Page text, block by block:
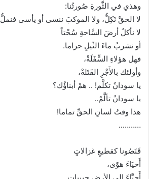
وهذي في الثَّورةِ صُورتُنا:
لا الحقَّ نَكِلُّ، ولا الموكبَ ننسى أو يأسى فنملُّ
لا نأكلُ أرضَ السَّاحةِ سُحْتاً
أو نشربُ ماءَ النِّيلِ حراما.
فهل هؤلاءِ السٍّفَلَةْ،
وأولئك بالأَجْرِ القَتَلةْ،
يا سودانُ تكلَّم! .. همْ أبناؤُك؟
يا سودانُ تألَّمْ..
هذا وقتُ لسانِ الحقِّ تماما!
………..
قَنَصُونا كقطيعِ غزالاتٍ
أَحيَاءَ هوًى،
أَحِبَّاءَ إلى الأرض حبيبات.